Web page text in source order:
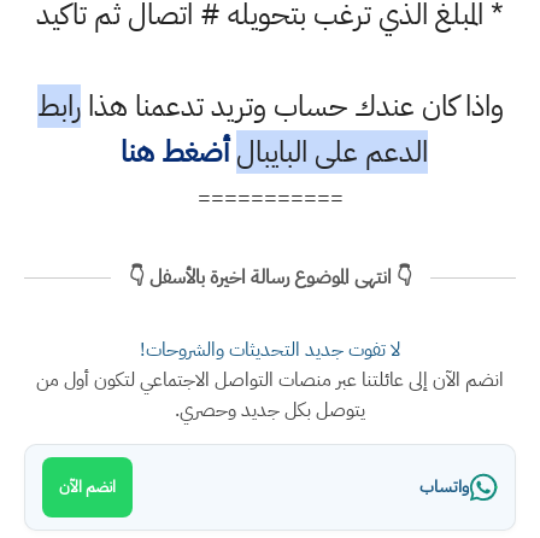
* المبلغ الذي ترغب بتحويله # اتصال ثم تاكيد
واذا كان عندك حساب وتريد تدعمنا هذارابط
الدعم على البايبال أضغط هنا
===========
👇 انتهى الموضوع رسالة اخيرة بالأسفل 👇
لا تفوت جديد التحديثات والشروحات!
انضم الآن إلى عائلتنا عبر منصات التواصل الاجتماعي لتكون أول من
يتوصل بكل جديد وحصري.
واتساب انضم الآن